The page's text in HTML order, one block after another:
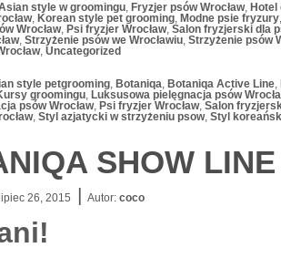
style w groomingu, Fryzjer psów Wrocław, Hotel
, Korean style pet grooming, Modne psie fryzury
Wrocław, Psi fryzjer Wrocław, Salon fryzjerski dla
, Strzyżenie psów we Wrocławiu, Strzyżenie psów
, Uncategorized
style petgrooming, Botaniqa, Botaniqa Active Line,
groomingu, Luksusowa pielęgnacja psów
psów Wrocław, Psi fryzjer Wrocław, Salon
, Styl azjatycki w strzyżeniu psow, Styl
SHOW LINE
lipiec 26, 2015 | Autor: coco